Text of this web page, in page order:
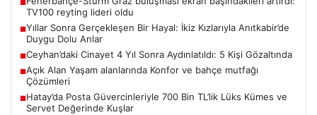
■
TV100 reyting lideri oldu
■Yıllar Sonra Gerçekleşen Bir Hayal: İkiz Kızlarıyla Anıtkabir’de
Duygu Dolu Anlar
■Ceyhan’daki Cinayet 4 Yıl Sonra Aydınlatıldı: 5 Kişi Gözaltında
■Açık Alan Yaşam alanlarında Konfor ve bahçe mutfağı
Çözümleri
■Hatay’da Posta Güvercinleriyle 700 Bin TL’lik Lüks Kümes ve
Servet Değerinde Kuşlar